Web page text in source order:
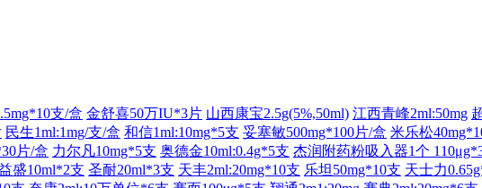
支/盒 金舒喜50万IU*3片 山西康宝2.5g(5%,50ml) 江西青峰2ml:50mg
民生1ml:1mg/支/盒 和信1ml:10mg*5支 妥塞敏500mg*100片/盒 米乐松
片/盒 力尔凡10mg*5支 奥德金10ml:0.4g*5支 杰润附药粉吸入器1个
盛10ml*2支 圣耐20ml*3支 天丰2ml:20mg*10支 乐坦50mg*10支 天士力